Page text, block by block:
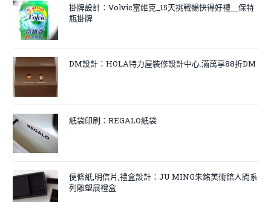
掛牌設計：Volvic富維克_15天挑戰暢快得好禮＿保特
瓶掛牌
DM設計：HOLA特力屋裝修設計中心.滿萬享88折DM
紙袋印刷：REGALO紙袋
便條紙,明信片,禮盒設計：JU MING朱銘美術館人間系
列雕塑展禮盒